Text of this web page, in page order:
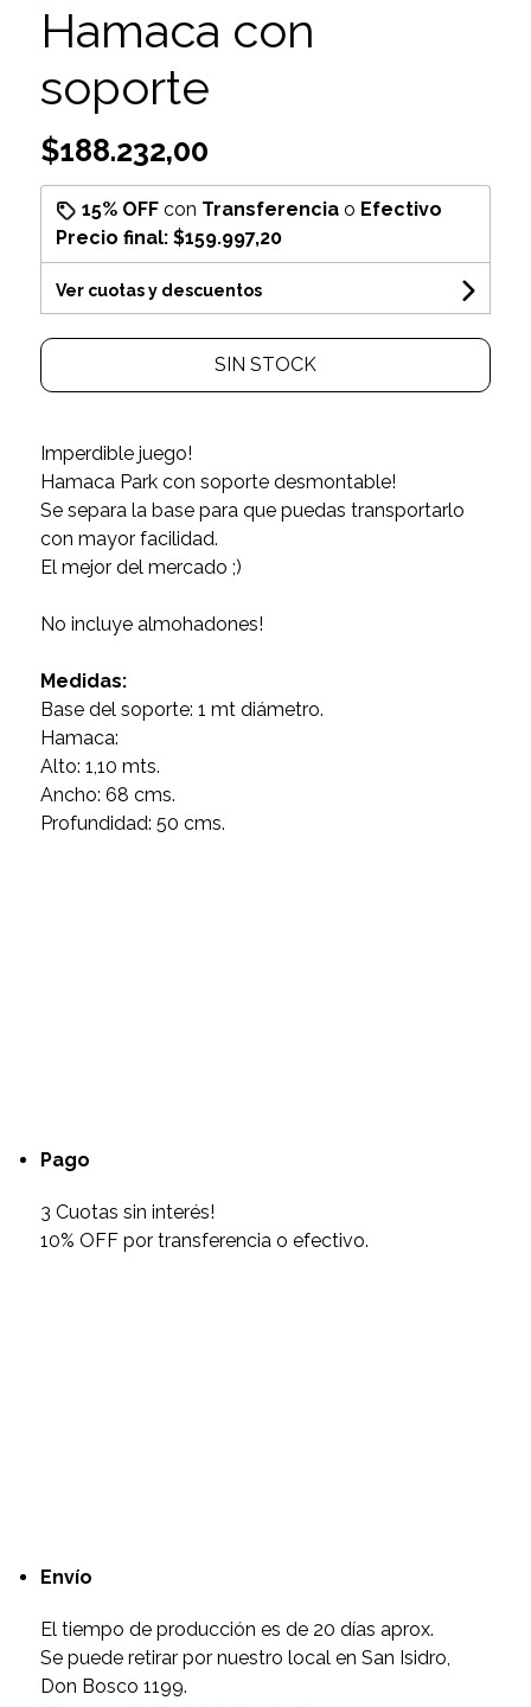
Hamaca con
soporte
$188.232,00
15% OFFcon Transferenciao Efectivo
Precio final: $159.997,20
Ver cuotas y descuentos
SIN STOCK
Imperdible juego!
Hamaca Park con soporte desmontable!
Se separa la base para que puedas transportarlo
con mayor facilidad.
El mejor del mercado ;)
No incluye almohadones!
Medidas:
Base del soporte: 1 mt diámetro.
Hamaca:
Alto: 1,10 mts.
Ancho: 68 cms.
Profundidad: 50 cms.
Pago
3 Cuotas sin interés!
10% OFF por transferencia o efectivo.
Envío
El tiempo de producción es de 20 días aprox.
Se puede retirar por nuestro local en San Isidro,
Don Bosco 1199.